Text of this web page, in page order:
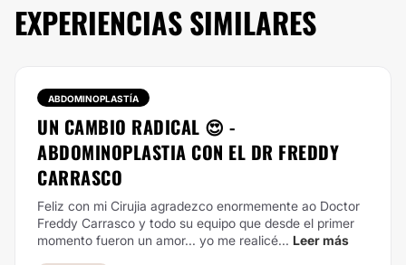
EXPERIENCIAS SIMILARES
ABDOMINOPLASTÍA
UN CAMBIO RADICAL 😍 -
ABDOMINOPLASTIA CON EL DR FREDDY
CARRASCO
Feliz con mi Cirujia agradezco enormemente ao Doctor
Freddy Carrasco y todo su equipo que desde el primer
momento fueron un amor... yo me realicé... Leer más